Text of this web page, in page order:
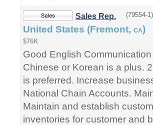
Sales Rep. (79554-1)
United States (Fremont, CA)
$76K
Good English
Chinese or Korean is a plus.
is preferred. Increase
National Chain Accounts.
Maintain and establish
inventories for customer and